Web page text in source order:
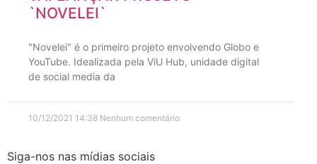
`NOVELEI`
"Novelei" é o primeiro projeto envolvendo Globo e
YouTube. Idealizada pela ViU Hub, unidade digital
de social media da
10/12/2021 14:38 Nenhum comentário
Siga-nos nas mídias sociais